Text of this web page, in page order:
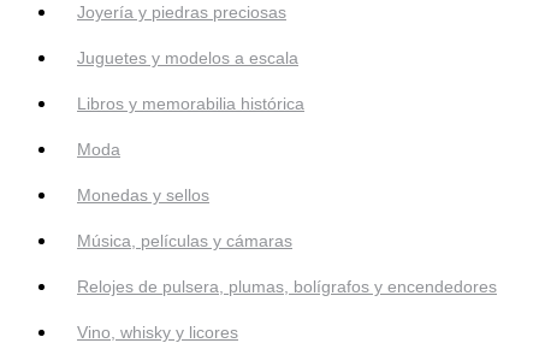
Joyería y piedras preciosas
Juguetes y modelos a escala
Libros y memorabilia histórica
Moda
Monedas y sellos
Música, películas y cámaras
Relojes de pulsera, plumas, bolígrafos y encendedores
Vino, whisky y licores